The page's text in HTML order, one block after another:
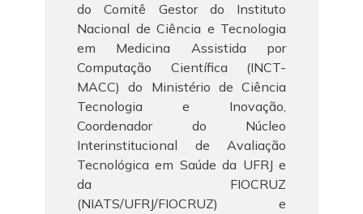
do Comitê Gestor do Instituto
Nacional de Ciência e Tecnologia
em Medicina Assistida por
Computação Científica (INCT-
MACC) do Ministério de Ciência
Tecnologia e Inovação,
Coordenador do Núcleo
Interinstitucional de Avaliação
Tecnológica em Saúde da UFRJ e
da FIOCRUZ
(NIATS/UFRJ/FIOCRUZ) e